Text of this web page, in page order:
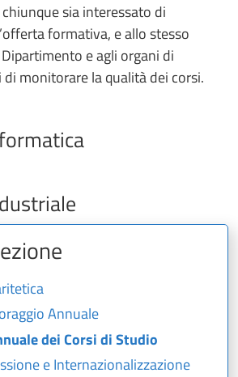
sia interessato di
formativa, e allo stesso
e agli organi di
monitorare la qualità dei corsi.
Annuale
dei Corsi di Studio
e Internazionalizzazione